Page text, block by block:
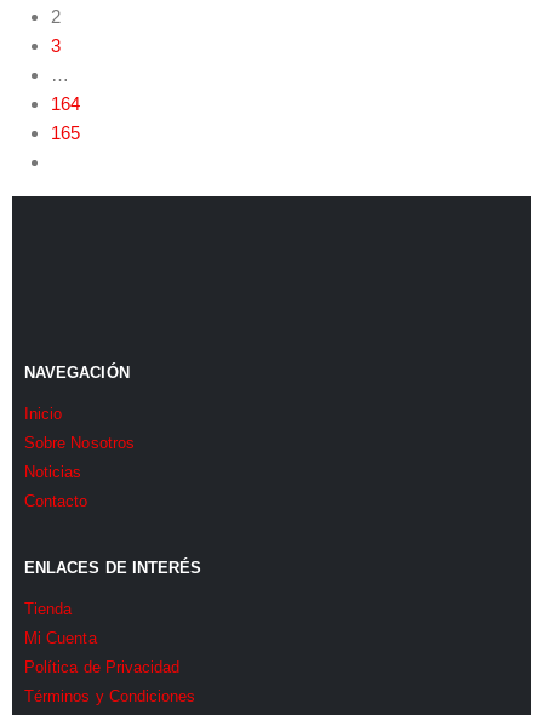
2
3
…
164
165
NAVEGACIÓN
Inicio
Sobre Nosotros
Noticias
Contacto
ENLACES DE INTERÉS
Tienda
Mi Cuenta
Política de Privacidad
Términos y Condiciones